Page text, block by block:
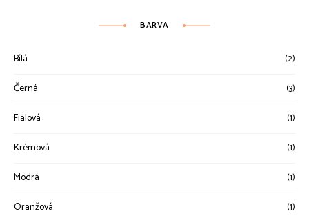
BARVA
Bílá (2)
Černá (3)
Fialová (1)
Krémová (1)
Modrá (1)
Oranžová (1)